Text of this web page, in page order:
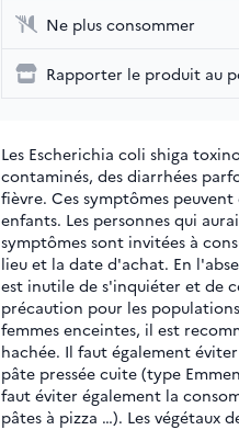
Ne plus consommer
Rapporter le produit au
Les Escherichia coli shiga
contaminés, des diarrhées
fièvre. Ces symptômes
enfants. Les personnes qui
symptômes sont invitées à
lieu et la date d'achat. En
est inutile de s'inquiéter et de
précaution pour les
femmes enceintes, il est
hachée. Il faut également
pâte pressée cuite (type
faut éviter également la
pâtes à pizza …). Les végétaux